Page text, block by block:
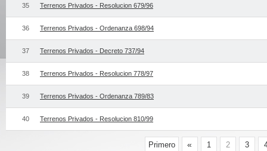
35 Terrenos Privados - Resolucion 679/96
36 Terrenos Privados - Ordenanza 698/94
37 Terrenos Privados - Decreto 737/94
38 Terrenos Privados - Resolucion 778/97
39 Terrenos Privados - Ordenanza 789/83
40 Terrenos Privados - Resolucion 810/99
Primero « 1 2 3